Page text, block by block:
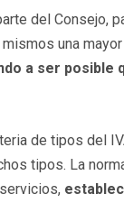
del Consejo,
una
a ser posible
de tipos del
tipos. La